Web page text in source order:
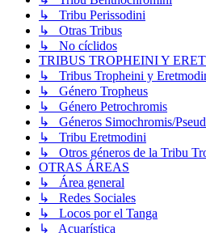
↳ Tribu Perissodini
↳ Otras Tribus
↳ No cíclidos
TRIBUS TROPHEINI Y
↳ Tribus Tropheini y
↳ Género Tropheus
↳ Género Petrochromis
↳ Géneros Simochromis/
↳ Tribu Eretmodini
↳ Otros géneros de la Tribu
OTRAS ÁREAS
↳ Área general
↳ Redes Sociales
↳ Locos por el Tanga
↳ Acuarística